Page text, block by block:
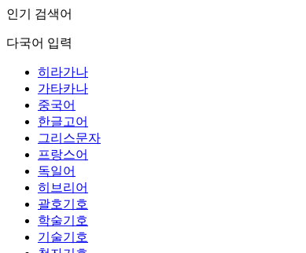
인기 검색어
다국어 입력
히라가나
가타카나
중국어
한글고어
그리스문자
프랑스어
독일어
히브리어
괄호기호
학술기호
기술기호